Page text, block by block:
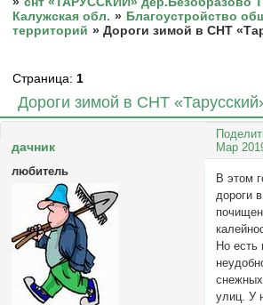
Калужская обл. » Благоустройство
территорий »Дороги зимой в СНТ
Дороги зимой в СНТ
Страница: 1
Мар
дачник
любитель
В этом
дороги
Но есть
улиц. У